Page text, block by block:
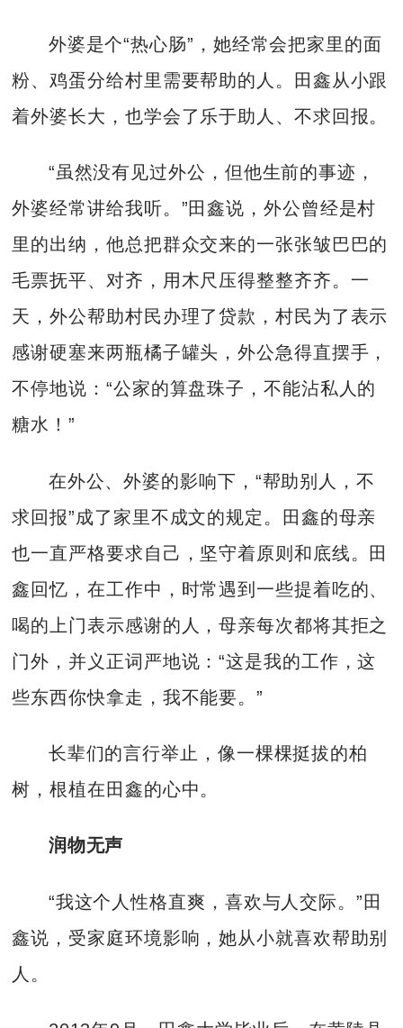
外婆是个“热心肠”，她经常会把家里的面
粉、鸡蛋分给村里需要帮助的人。田鑫从小跟
着外婆长大，也学会了乐于助人、不求回报。
“虽然没有见过外公，但他生前的事迹，
外婆经常讲给我听。”田鑫说，外公曾经是村
里的出纳，他总把群众交来的一张张皱巴巴的
毛票抚平、对齐，用木尺压得整整齐齐。一
天，外公帮助村民办理了贷款，村民为了表示
感谢硬塞来两瓶橘子罐头，外公急得直摆手，
不停地说：“公家的算盘珠子，不能沾私人的
糖水！”
在外公、外婆的影响下，“帮助别人，不
求回报”成了家里不成文的规定。田鑫的母亲
也一直严格要求自己，坚守着原则和底线。田
鑫回忆，在工作中，时常遇到一些提着吃的、
喝的上门表示感谢的人，母亲每次都将其拒之
门外，并义正词严地说：“这是我的工作，这
些东西你快拿走，我不能要。”
长辈们的言行举止，像一棵棵挺拔的柏
树，根植在田鑫的心中。
润物无声
“我这个人性格直爽，喜欢与人交际。”田
鑫说，受家庭环境影响，她从小就喜欢帮助别
人。